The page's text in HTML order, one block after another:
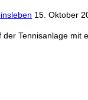
Veröffentlicht
15. Oktober
Tennisanlage mit